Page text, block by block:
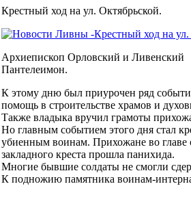
Крестный ход на ул. Октябрьской.
Архиепископ Орловский и Ливенский
Пантелеимон.
К этому дню был приурочен ряд
помощь в строительстве храмов и
Также владыка вручил грамоты
Но главным событием этого дня стал
убиенным воинам. Прихожане во главе
закладного креста прошла панихида.
Многие бывшие солдаты не смогли
К подножию памятника воинам-